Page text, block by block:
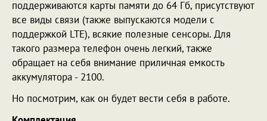
поддерживаются карты памяти до 64 Гб, присутствуют
все виды связи (также выпускаются модели с
поддержкой LTE), всякие полезные сенсоры. Для
такого размера телефон очень легкий, также
обращает на себя внимание приличная емкость
аккумулятора - 2100.
Но посмотрим, как он будет вести себя в работе.